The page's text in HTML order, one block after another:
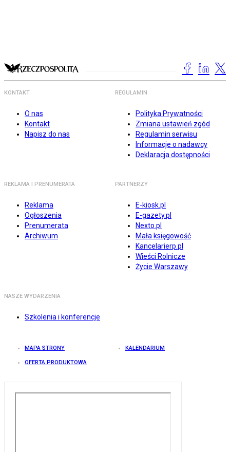
KONTAKT
O nas
Kontakt
Napisz do nas
REGULAMIN
Polityka Prywatności
Zmiana ustawień zgód
Regulamin serwisu
Informacje o nadawcy
Deklaracja dostępności
REKLAMA I PRENUMERATA
Reklama
Ogłoszenia
Prenumerata
Archiwum
PARTNERZY
E-kiosk.pl
E-gazety.pl
Nexto.pl
Mała księgowość
Kancelarierp.pl
Wieści Rolnicze
Życie Warszawy
NASZE WYDARZENIA
Szkolenia i konferencje
MAPA STRONY KALENDARIUM
OFERTA PRODUKTOWA